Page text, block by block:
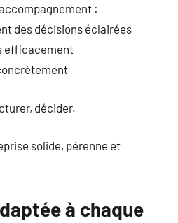
:
des décisions éclairées
efficacement
décider.
solide, pérenne et
à chaque